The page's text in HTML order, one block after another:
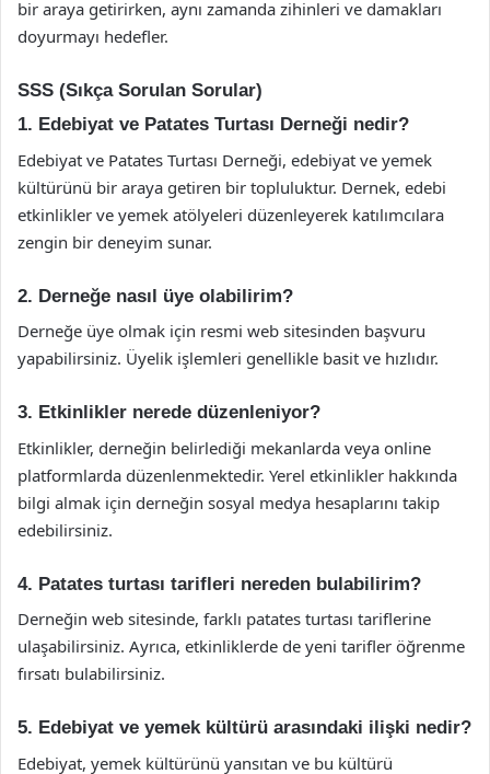
bir araya getirirken, aynı zamanda zihinleri ve damakları
doyurmayı hedefler.
SSS (Sıkça Sorulan Sorular)
1. Edebiyat ve Patates Turtası Derneği nedir?
Edebiyat ve Patates Turtası Derneği, edebiyat ve yemek
kültürünü bir araya getiren bir topluluktur. Dernek, edebi
etkinlikler ve yemek atölyeleri düzenleyerek katılımcılara
zengin bir deneyim sunar.
2. Derneğe nasıl üye olabilirim?
Derneğe üye olmak için resmi web sitesinden başvuru
yapabilirsiniz. Üyelik işlemleri genellikle basit ve hızlıdır.
3. Etkinlikler nerede düzenleniyor?
Etkinlikler, derneğin belirlediği mekanlarda veya online
platformlarda düzenlenmektedir. Yerel etkinlikler hakkında
bilgi almak için derneğin sosyal medya hesaplarını takip
edebilirsiniz.
4. Patates turtası tarifleri nereden bulabilirim?
Derneğin web sitesinde, farklı patates turtası tariflerine
ulaşabilirsiniz. Ayrıca, etkinliklerde de yeni tarifler öğrenme
fırsatı bulabilirsiniz.
5. Edebiyat ve yemek kültürü arasındaki ilişki nedir?
Edebiyat, yemek kültürünü yansıtan ve bu kültürü